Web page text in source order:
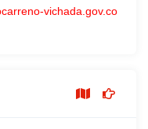
vichada.gov.co